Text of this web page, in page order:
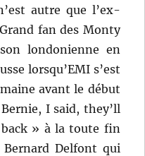
autre que l’ex-
fan des Monty
londonienne en
lorsqu’EMI s’est
avant le début
I said, they’ll
» à la toute fin
Delfont qui